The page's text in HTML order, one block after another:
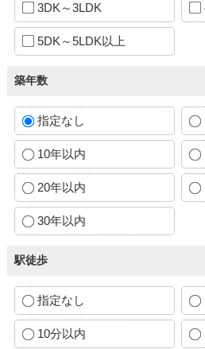
3DK～3LDK
5DK～5LDK以上
築年数
指定なし
10年以内
20年以内
30年以内
駅徒歩
指定なし
10分以内